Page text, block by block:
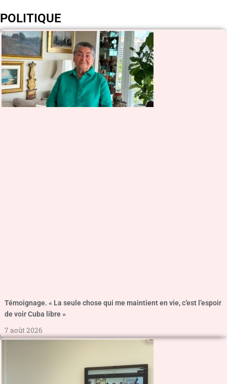
POLITIQUE
Témoignage. « La seule chose qui me maintient en vie, c’est l’espoir
de voir Cuba libre »
7 août 2026